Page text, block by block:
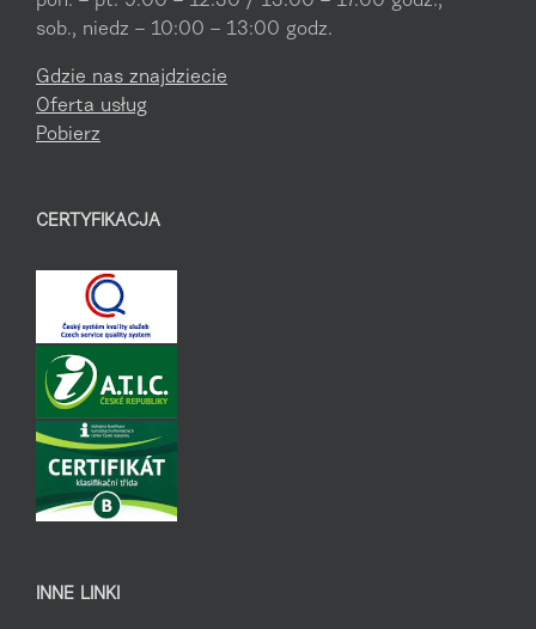
sob., niedz – 10:00 – 13:00 godz.
Gdzie nas znajdziecie
Oferta usług
Pobierz
CERTYFIKACJA
INNE LINKI